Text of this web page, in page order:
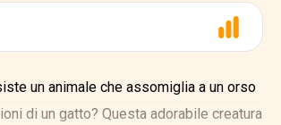
un animale che assomiglia a un orso
di un gatto? Questa adorabile creatura